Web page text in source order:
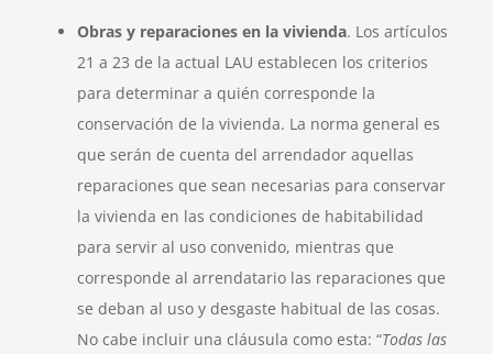
Obras y reparaciones en la vivienda. Los artículos
21 a 23 de la actual LAU establecen los criterios
para determinar a quién corresponde la
conservación de la vivienda. La norma general es
que serán de cuenta del arrendador aquellas
reparaciones que sean necesarias para conservar
la vivienda en las condiciones de habitabilidad
para servir al uso convenido, mientras que
corresponde al arrendatario las reparaciones que
se deban al uso y desgaste habitual de las cosas.
No cabe incluir una cláusula como esta: “Todas las